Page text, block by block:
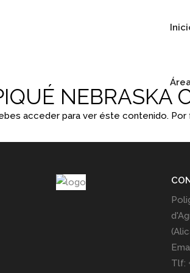
NEBRASKA
acceder para ver éste contenido.
Tlf: